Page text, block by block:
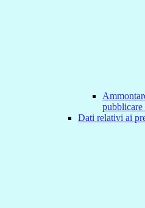
Dati relativi ai